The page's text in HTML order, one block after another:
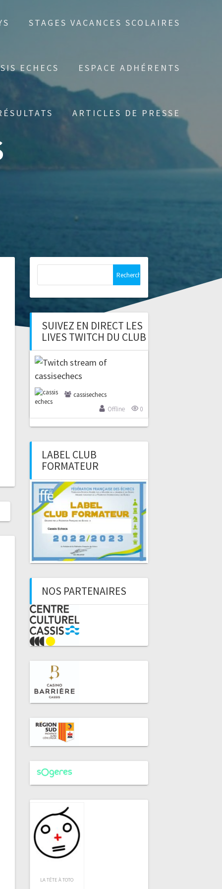
STAGES VACANCES SCOLAIRES
ECHECS ESPACE ADHÉRENTS
ARTICLES DE PRESSE
SUIVEZ EN DIRECT LES
LIVES TWITCH DU CLUB
cassisechecs
Offline
0
LABEL CLUB
FORMATEUR
NOS PARTENAIRES
LA TÊTE À TOTO